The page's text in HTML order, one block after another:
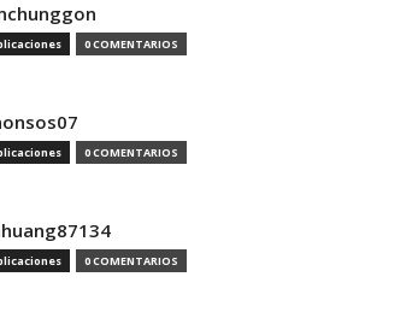
0 COMENTARIOS
0 COMENTARIOS
0 COMENTARIOS